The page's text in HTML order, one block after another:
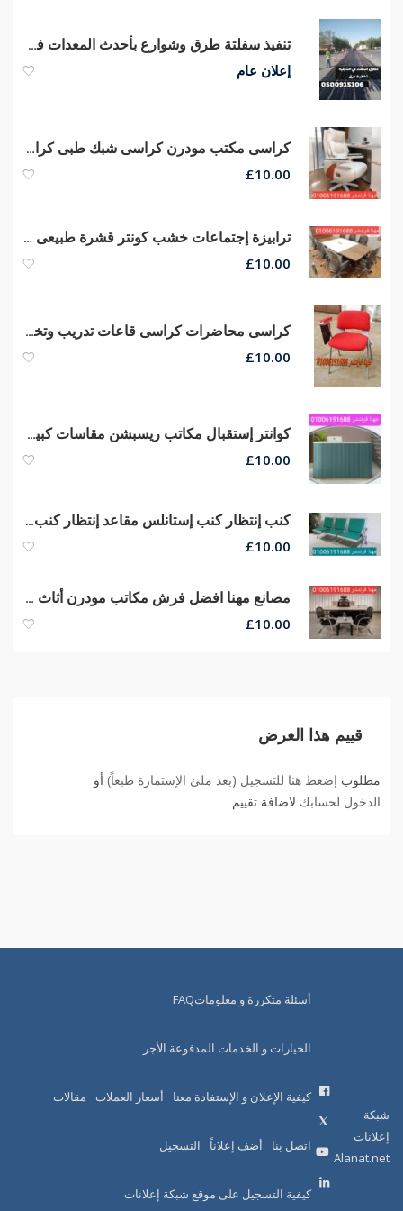
تنفيذ سفلتة طرق وشوارع بأحدث المعدات في الشرقية | 0500915106
إعلان عام
كراسى مكتب مودرن كراسى شبك طبى كراسى مدير عام جلد من مصانع مهنا
£10.00
ترابيزة إجتماعات خشب كونتر قشرة طبيعى طاولات إجتماعات خشب
£10.00
كراسى محاضرات كراسى قاعات تدريب وتخفيضات كبرى من مصانع مهنا
£10.00
كوانتر إستقبال مكاتب ريسبشن مقاسات كبيره وصغيره الحجم
£10.00
كنب إنتظار كنب إستانلس مقاعد إنتظار كنب ريسبشن كراسى صوفا جلد
£10.00
مصانع مهنا افضل فرش مكاتب مودرن أثاث شركات مكاتب مديرين كراسى مكتب
£10.00
قييم هذا العرض
مطلوب إضغط هنا للتسجيل (بعد ملئ الإستمارة طبعاً) أو
الدخول لحسابك لاضافة تقييم
شبكة
إعلانات
Alanat.net
أسئلة متكررة و معلوماتFAQ
الخيارات و الخدمات المدفوعة الأجر
كيفية الإعلان و الإستفادة معنا أسعار العملات مقالات
اتصل بنا أضف إعلاناً التسجيل
كيفية التسجيل على موقع شبكة إعلانات